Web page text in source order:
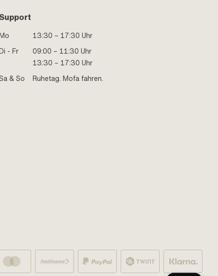
13:30 – 17:30 Uhr
- Fr
09:00 – 11:30 Uhr
13:30 – 17:30 Uhr
& So
Ruhetag. Mofa fahren.